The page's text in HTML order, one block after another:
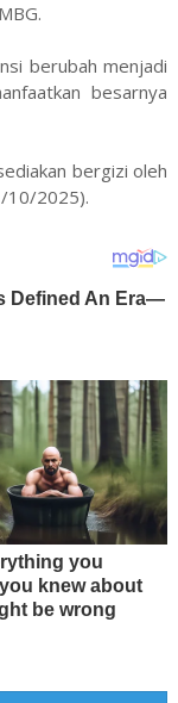
berubah menjadi
besarnya
bergizi oleh
10/2025).